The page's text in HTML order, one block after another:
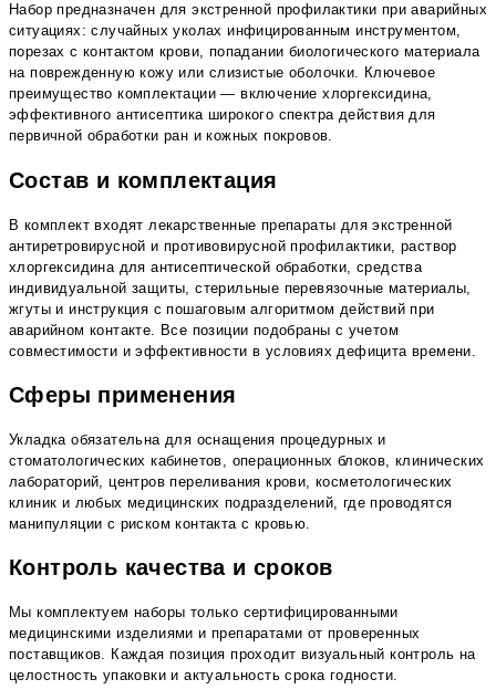
Набор предназначен для экстренной профилактики при аварийных
ситуациях: случайных уколах инфицированным инструментом,
порезах с контактом крови, попадании биологического материала
на поврежденную кожу или слизистые оболочки. Ключевое
преимущество комплектации — включение хлоргексидина,
эффективного антисептика широкого спектра действия для
первичной обработки ран и кожных покровов.
Состав и комплектация
В комплект входят лекарственные препараты для экстренной
антиретровирусной и противовирусной профилактики, раствор
хлоргексидина для антисептической обработки, средства
индивидуальной защиты, стерильные перевязочные материалы,
жгуты и инструкция с пошаговым алгоритмом действий при
аварийном контакте. Все позиции подобраны с учетом
совместимости и эффективности в условиях дефицита времени.
Сферы применения
Укладка обязательна для оснащения процедурных и
стоматологических кабинетов, операционных блоков, клинических
лабораторий, центров переливания крови, косметологических
клиник и любых медицинских подразделений, где проводятся
манипуляции с риском контакта с кровью.
Контроль качества и сроков
Мы комплектуем наборы только сертифицированными
медицинскими изделиями и препаратами от проверенных
поставщиков. Каждая позиция проходит визуальный контроль на
целостность упаковки и актуальность срока годности.